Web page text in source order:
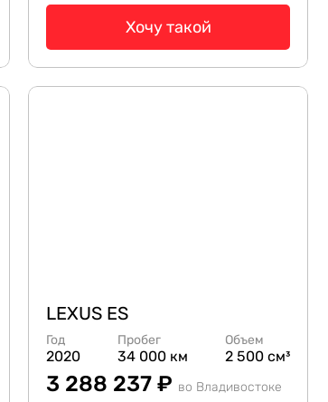
Хочу такой
LEXUS ES
Год
2020
Пробег
34 000 км
Объем
2 500 см³
3 288 237 ₽ во Владивостоке